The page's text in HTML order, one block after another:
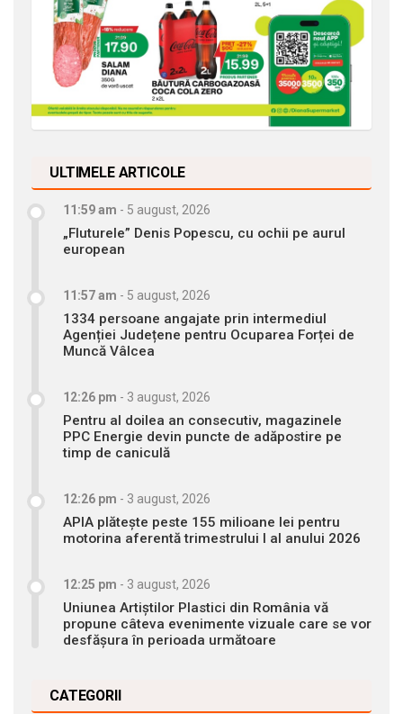
ULTIMELE ARTICOLE
11:59 am - 5 august, 2026
„Fluturele” Denis Popescu, cu ochii pe aurul
european
11:57 am - 5 august, 2026
1334 persoane angajate prin intermediul
Agenției Județene pentru Ocuparea Forței de
Muncă Vâlcea
12:26 pm - 3 august, 2026
Pentru al doilea an consecutiv, magazinele
PPC Energie devin puncte de adăpostire pe
timp de caniculă
12:26 pm - 3 august, 2026
APIA plătește peste 155 milioane lei pentru
motorina aferentă trimestrului I al anului 2026
12:25 pm - 3 august, 2026
Uniunea Artiștilor Plastici din România vă
propune câteva evenimente vizuale care se vor
desfășura în perioada următoare
CATEGORII